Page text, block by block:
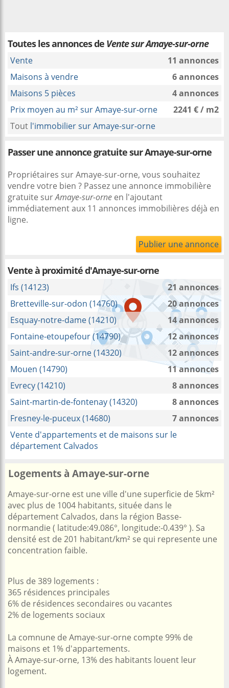
Toutes les annonces de Vente sur Amaye-sur-orne
Vente
11 annonces
Maisons à vendre
6 annonces
Maisons 5 pièces
4 annonces
Prix moyen au m² sur Amaye-sur-orne
2241 € / m2
Tout l'immobilier sur Amaye-sur-orne
Passer une annonce gratuite sur Amaye-sur-orne
Propriétaires sur Amaye-sur-orne, vous souhaitez
vendre votre bien ? Passez une annonce immobilière
gratuite surAmaye-sur-orne en l'ajoutant
immédiatement aux 11 annonces immobilières déjà en
ligne.
Publier une annonce
Vente à proximitéd'Amaye-sur-orne
Ifs (14123)
21 annonces
Bretteville-sur-odon (14760)
20 annonces
Esquay-notre-dame (14210)
14 annonces
Fontaine-etoupefour (14790)
12 annonces
Saint-andre-sur-orne (14320)
12 annonces
Mouen (14790)
11 annonces
Evrecy (14210)
8 annonces
Saint-martin-de-fontenay (14320)
8 annonces
Fresney-le-puceux (14680)
7 annonces
Vente d'appartements et de maisons sur le
département Calvados
Logements à Amaye-sur-orne
Amaye-sur-orne est une ville d'une superficie de 5km²
avec plus de 1004 habitants, située dans le
département Calvados, dans la région Basse-
normandie ( latitude:49.086°, longitude:-0.439° ). Sa
densité est de 201 habitant/km² se qui represente une
concentration faible.
Plus de 389 logements :
365 résidences principales
6% de résidences secondaires ou vacantes
2% de logements sociaux
La comnune de Amaye-sur-orne compte 99% de
maisons et 1% d'appartements.
À Amaye-sur-orne, 13% des habitants louent leur
logement.